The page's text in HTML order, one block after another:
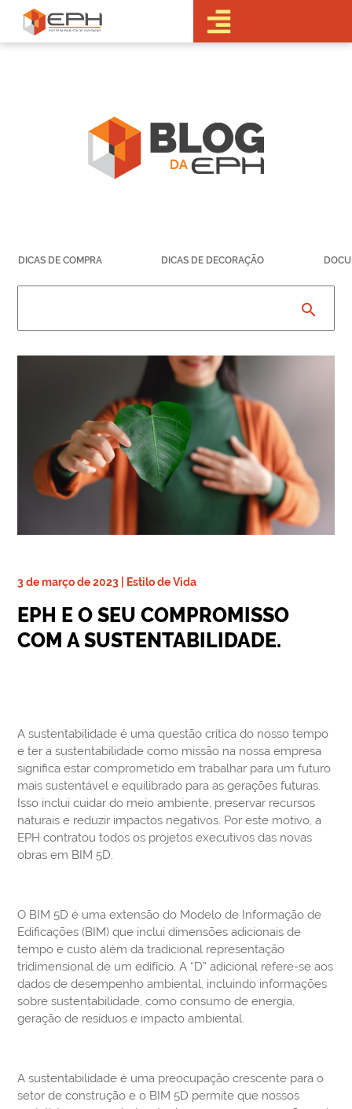
•Sobre a EPH
Lançamentos
Lançamentos
Em obras
•Trabalhe
DICAS DE COMPRA DICAS DE DECORAÇÃO
search
3 de março de 2023 | Estilo de Vida
EPH E O SEU COMPROMISSO
COM A SUSTENTABILIDADE.
A sustentabilidade é uma questão crítica do nosso tempo
e ter a sustentabilidade como missão na nossa empresa
significa estar comprometido em trabalhar para um futuro
mais sustentável e equilibrado para as gerações futuras.
Isso inclui cuidar do meio ambiente, preservar recursos
naturais e reduzir impactos negativos. Por este motivo, a
EPH contratou todos os projetos executivos das novas
obras em BIM 5D.
O BIM 5D é uma extensão do Modelo de Informação de
Edificações (BIM) que inclui dimensões adicionais de
tempo e custo além da tradicional representação
tridimensional de um edifício. A “D” adicional refere-se aos
dados de desempenho ambiental, incluindo informações
sobre sustentabilidade, como consumo de energia,
geração de resíduos e impacto ambiental.
A sustentabilidade é uma preocupação crescente para o
setor de construção e o BIM 5D permite que nossos